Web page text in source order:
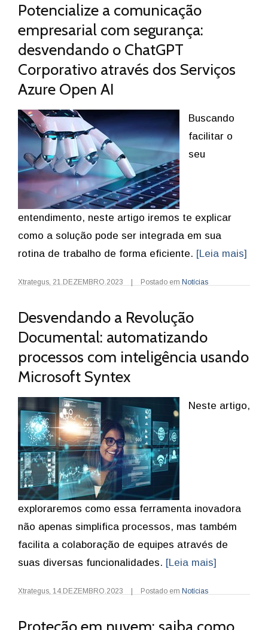
Potencialize a comunicação
empresarial com segurança:
desvendando o ChatGPT
Corporativo através dos Serviços
Azure Open AI
Buscando
facilitar o
seu
entendimento, neste artigo iremos te explicar
como a solução pode ser integrada em sua
rotina de trabalho de forma eficiente. [Leia mais]
Xtrategus, 21.DEZEMBRO.2023 Postado em Notícias
Desvendando a Revolução
Documental: automatizando
processos com inteligência usando
Microsoft Syntex
Neste artigo,
exploraremos como essa ferramenta inovadora
não apenas simplifica processos, mas também
facilita a colaboração de equipes através de
suas diversas funcionalidades. [Leia mais]
Xtrategus, 14.DEZEMBRO.2023 Postado em Notícias